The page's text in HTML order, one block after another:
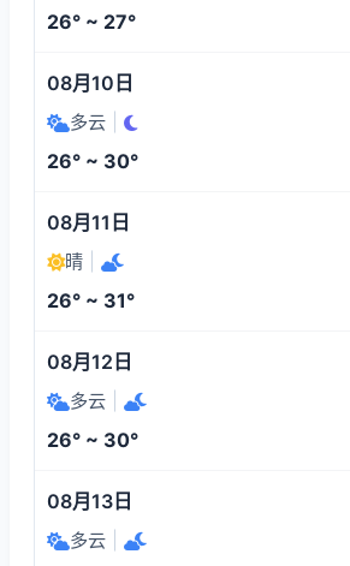
26° ~ 27°
08月10日
多云
26° ~ 30°
08月11日
晴
26° ~ 31°
08月12日
多云
26° ~ 30°
08月13日
多云